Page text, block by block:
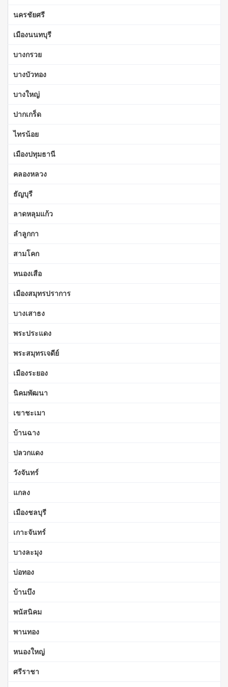
นครชัยศรี
เมืองนนทบุรี
บางกรวย
บางบัวทอง
บางใหญ่
ปากเกร็ด
ไทรน้อย
เมืองปทุมธานี
คลองหลวง
ธัญบุรี
ลาดหลุมแก้ว
ลำลูกกา
สามโคก
หนองเสือ
เมืองสมุทรปราการ
บางเสาธง
พระประแดง
พระสมุทรเจดีย์
เมืองระยอง
นิคมพัฒนา
เขาชะเมา
บ้านฉาง
ปลวกแดง
วังจันทร์
แกลง
เมืองชลบุรี
เกาะจันทร์
บางละมุง
บ่อทอง
บ้านบึง
พนัสนิคม
พานทอง
หนองใหญ่
ศรีราชา